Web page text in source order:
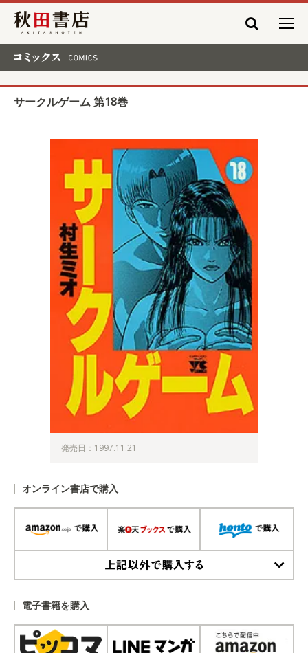
秋田書店
サークルゲーム 第18巻
発売日：1997.11.21
オンライン書店で購入
電子書籍を購入